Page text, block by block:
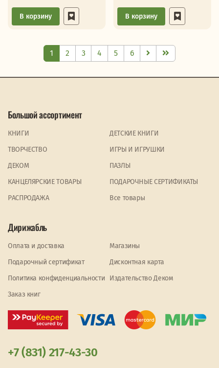
В корзину В корзину
1 2 3 4 5 6
Большой ассортимент
КНИГИ
ДЕТСКИЕ КНИГИ
ТВОРЧЕСТВО
ИГРЫ И ИГРУШКИ
ДЕКОМ
ПАЗЛЫ
КАНЦЕЛЯРСКИЕ ТОВАРЫ
ПОДАРОЧНЫЕ СЕРТИФИКАТЫ
PАСПРОДАЖА
Все товары
Дирижабль
Оплата и доставка
Магазины
Подарочный сертификат
Дисконтная карта
Политика конфиденциальности
Издательство Деком
Заказ книг
+7 (831) 217-43-30